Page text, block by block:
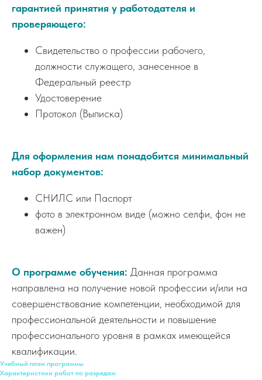
гарантией принятия у работодателя и
проверяющего:
Свидетельство о профессии рабочего,
должности служащего, занесенное в
Федеральный реестр
Удостоверение
Протокол (Выписка)
Для оформления нам понадобится минимальный
набор документов:
СНИЛС или Паспорт
фото в электронном виде (можно селфи, фон не
важен)
О программе обучения: Данная программа
направлена на получение новой профессии и/или на
совершенствование компетенции, необходимой для
профессиональной деятельности и повышение
профессионального уровня в рамках имеющейся
квалификации.
Учебный план программы
Характеристики работ по разрядам